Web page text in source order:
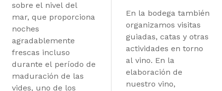
sobre el nivel del
mar, que proporciona
noches
agradablemente
frescas incluso
durante el período de
maduración de las
vides, uno de los
En la bodega también
organizamos visitas
guiadas, catas y otras
actividades en torno
al vino. En la
elaboración de
nuestro vino,